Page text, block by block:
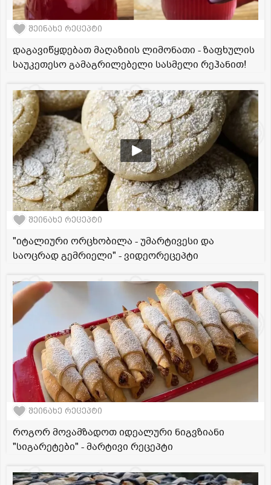
შეინახე რეცეპტი
დაგავიწყდებათ მაღაზიის ლიმონათი - ზაფხულის
საუკეთესო გამაგრილებელი სასმელი რეჰანით!
შეინახე რეცეპტი
"იტალიური ორცხობილა - უმარტივესი და
საოცრად გემრიელი" - ვიდეორეცეპტი
შეინახე რეცეპტი
როგორ მოვამზადოთ იდეალური ნიგვზიანი
"სიგარეტები" - მარტივი რეცეპტი